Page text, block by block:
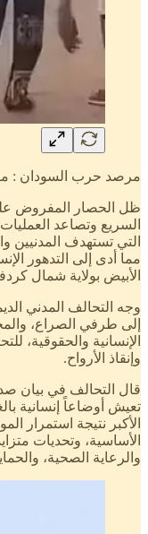
مرصد حرب السودان :
ظل الحصار المفروض
السريع وتصاعد
التي تستهدف المدنيين
مما أدى إلى التدهور
الأبيض بولاية شمال
وجه التحالف المدني
إلى طرفي الصراع،
الإنسانية والحقوقية،
وإنقاذ الأرواح.
تعيش أوضاعاً إنسانية
الأكبر نتيجة استمرار
الأساسية، وتحديات
والرعاية الصحية،